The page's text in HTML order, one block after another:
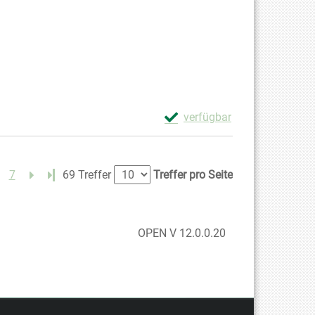
verfügbar
Exemplar-Details von Mein
Zum Download von externem
7 Letzte Seite
69 Treffer
Treffer pro Seite
OPEN V 12.0.0.20